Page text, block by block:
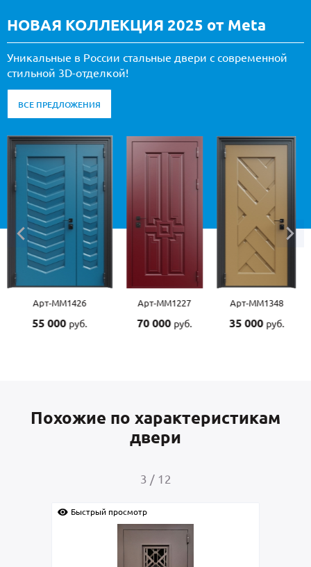
НОВАЯ КОЛЛЕКЦИЯ 2025 от Meta
Уникальные в России стальные двери с современной
стильной 3D-отделкой!
ВСЕ ПРЕДЛОЖЕНИЯ
Арт-ММ1227
70 000руб.
Арт-ММ1348
35 000руб.
Арт-ММ1507
55 000 руб.
Похожие по характеристикам
двери
4 / 12
Быстрый просмотр